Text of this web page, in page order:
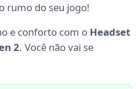
rumo do seu jogo!
e conforto com o Headset
2. Você não vai se